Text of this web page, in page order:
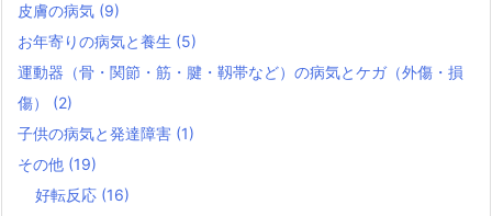
皮膚の病気 (9)
お年寄りの病気と養生 (5)
運動器（骨・関節・筋・腱・靱帯など）の病気とケガ（外傷・損
傷） (2)
子供の病気と発達障害 (1)
その他 (19)
好転反応 (16)